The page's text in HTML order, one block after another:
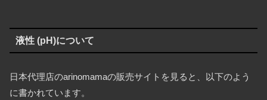
液性 (pH)について
日本代理店のarinomamaの販売サイトを見ると、以下のよう
に書かれています。